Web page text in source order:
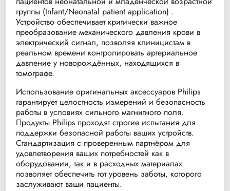
группы (Infant/Neonatal patient application) .
Устройство обеспечивает критически важное
преобразование механического давления крови в
электрический сигнал, позволяя клиницистам в
реальном времени контролировать артериальное
давление у новорождённых, находящихся в
томографе.
Использование оригинальных аксессуаров Philips
гарантирует целостность измерений и безопасность
работы в условиях сильного магнитного поля.
Продукты Philips проходят строгие испытания для
поддержки безопасной работы ваших устройств.
Стандартизация с проверенным партнёром для
удовлетворения ваших потребностей как в
оборудовании, так и в расходных материалах
позволяет обеспечить тот уровень заботы, которого
заслуживают ваши пациенты.